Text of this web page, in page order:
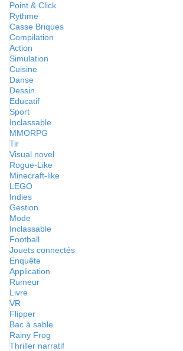
Point & Click
Rythme
Casse Briques
Compilation
Action
Simulation
Cuisine
Danse
Dessin
Educatif
Sport
Inclassable
MMORPG
Tir
Visual novel
Rogue-Like
Minecraft-like
LEGO
Indies
Gestion
Mode
Inclassable
Football
Jouets connectés
Enquête
Application
Rumeur
Livre
VR
Flipper
Bac à sable
Rainy Frog
Thriller narratif